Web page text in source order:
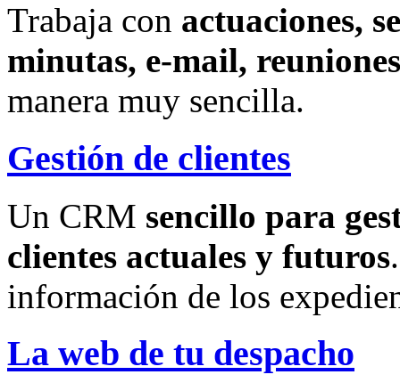
Trabaja con actuaciones,
minutas, e-mail,
manera muy sencilla.
Gestión de clientes
Un CRM sencillo para
clientes actuales y futuros
información de los
La web de tu despacho